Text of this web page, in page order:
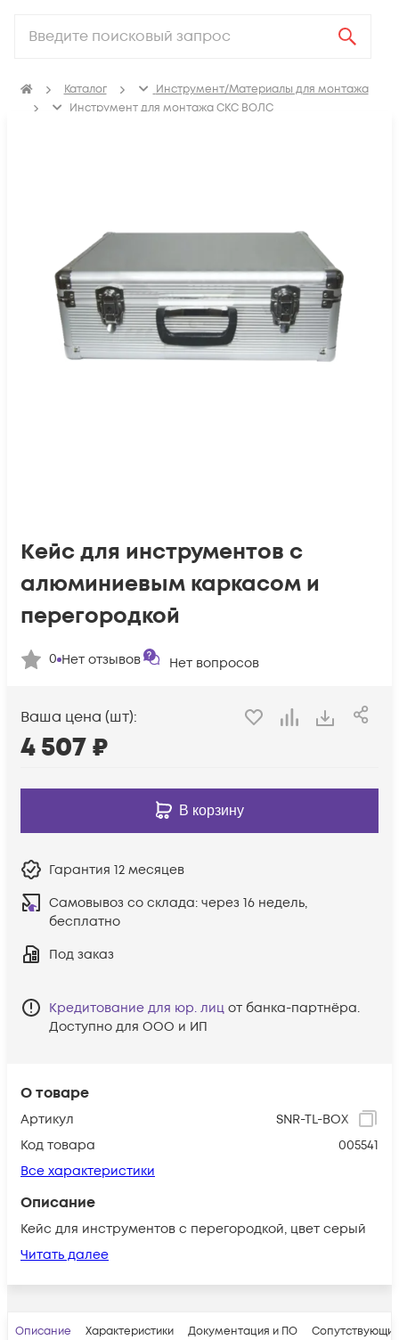
Каталог
Инструмент/Материалы для монтажа
Инструмент для монтажа СКС ВОЛС
О товаре
Артикул
SNR-TL-BOX
Код товара
005541
Все характеристики
Описание
Кейс для инструментов с перегородкой, цвет серый
Читать далее
Кейс для инструментов с
алюминиевым каркасом и
перегородкой
0 Нет отзывов Нет вопросов
Ваша цена (шт):
4 507₽
В корзину
Гарантия 12 месяцев
Самовывоз со склада: через 16 недель,
бесплатно
Под заказ
Кредитование для юр. лиц от банка-партнёра.
Доступно для ООО и ИП
Описание Характеристики Документация и ПО